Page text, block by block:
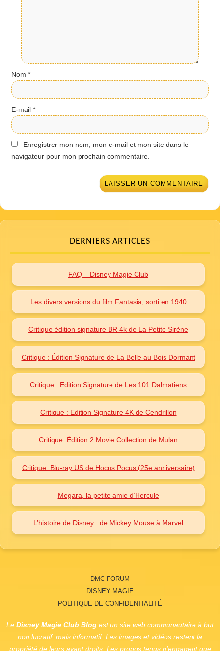
Nom *
E-mail *
Enregistrer mon nom, mon e-mail et mon site dans le
navigateur pour mon prochain commentaire.
DERNIERS ARTICLES
FAQ – Disney Magie Club
Les divers versions du film Fantasia, sorti en 1940
Critique édition signature BR 4k de La Petite Sirène
Critique : Édition Signature de La Belle au Bois Dormant
Critique : Edition Signature de Les 101 Dalmatiens
Critique : Edition Signature 4K de Cendrillon
Critique: Édition 2 Movie Collection de Mulan
Critique: Blu-ray US de Hocus Pocus (25e anniversaire)
Megara, la petite amie d’Hercule
L’histoire de Disney : de Mickey Mouse à Marvel
DMC FORUM
DISNEY MAGIE
POLITIQUE DE CONFIDENTIALITÉ
Le Disney Magie Club Blog est un site web communautaire à but
non lucratif, mais informatif. Les images et vidéos restent la
propriété de leurs ayant droits. Les propos tenus n'engagent que